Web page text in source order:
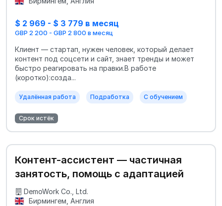
$ 2 969 - $ 3 779 в месяц
GBP 2 200 - GBP 2 800 в месяц
Клиент — стартап, нужен человек, который делает
контент под соцсети и сайт, знает тренды и может
быстро реагировать на правки.В работе
(коротко):созда...
Удалённая работа Подработка С обучением
Срок истёк
Контент-ассистент — частичная
занятость, помощь с адаптацией
DemoWork Co., Ltd.
Бирмингем, Англия